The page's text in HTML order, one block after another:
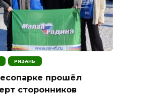
РЯЗАНЬ
прошёл
сторонников